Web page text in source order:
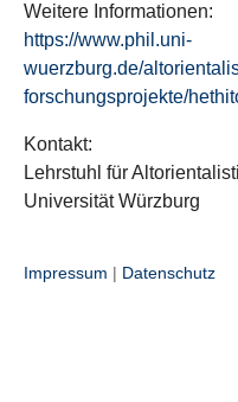
Weitere Informationen:
https://www.phil.uni-
wuerzburg.de/
forschungsprojekte/
Kontakt:
Lehrstuhl für
Universität Würzburg
Impressum | Datenschutz